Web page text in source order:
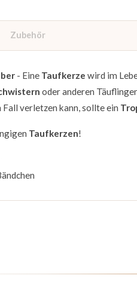
Zubehör
- Eine Taufkerze wird im
oder anderen
verletzen kann, sollte ein
Taufkerzen!